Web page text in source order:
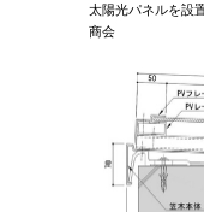
太陽光パネルを設
商会